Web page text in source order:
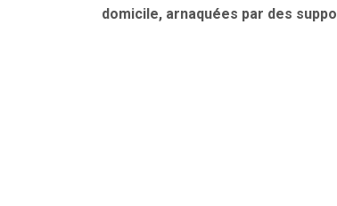
domicile, arnaquées par des